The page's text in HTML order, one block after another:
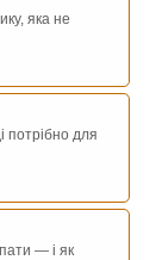
яка не
потрібно для
— і як